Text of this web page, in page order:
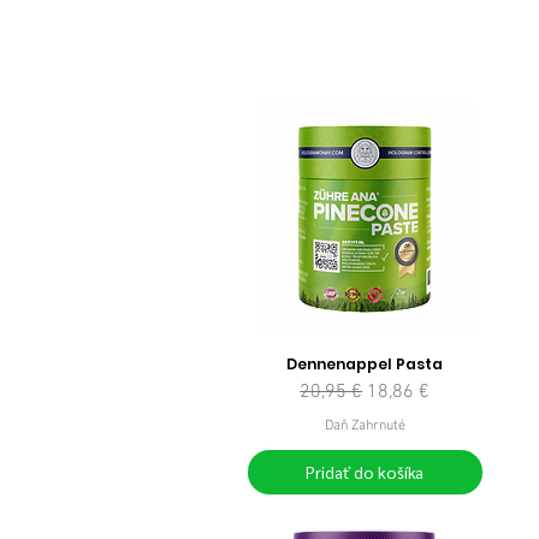
Dennenappel Pasta
Normálna cena
20,95 € Zľavnená cena
18,86 €
Daň Zahrnuté
Pridať do košíka